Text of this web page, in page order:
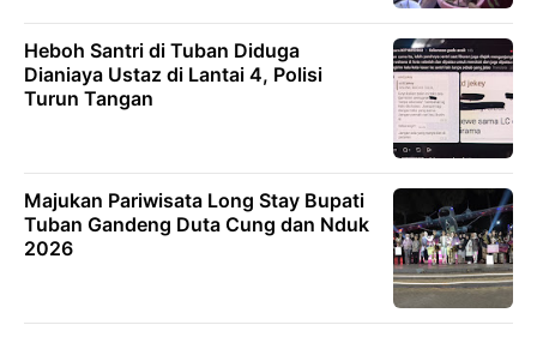
Heboh Santri di Tuban Diduga
Dianiaya Ustaz di Lantai 4, Polisi
Turun Tangan
Majukan Pariwisata Long Stay Bupati
Tuban Gandeng Duta Cung dan Nduk
2026